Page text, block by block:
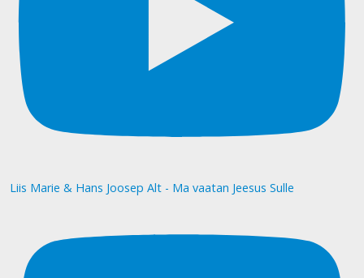
Liis Marie & Hans Joosep Alt - Ma vaatan Jeesus Sulle